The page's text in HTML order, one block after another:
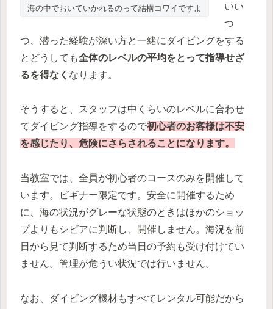
海の中でおいていかれるのって結構コワイですよ
いい
つ
つ、潜った経験が深い方と一緒にダイビングをする
とどうしても全体のレベルの平均をとって指導せざ
るを得なく なります。
そうすると、スタッフは中くらいのレベルに合わせ
てダイビング指導をするので初心者のお客様は不安
を感じたり、危険にさらされることになります。
当教室では、全員が初心者のコースのみを開催して
います。ビギナー限定です。安全に開催するため
に、海の状況がグレーな状態のときはほかのショッ
プよりもシビアに判断し、開催しません。海況を前
日から見て判断するため当日の予約も受け付けてい
ません。管理が危うい状況では行いません。
なお、ダイビング機材もすべてレンタル可能だから